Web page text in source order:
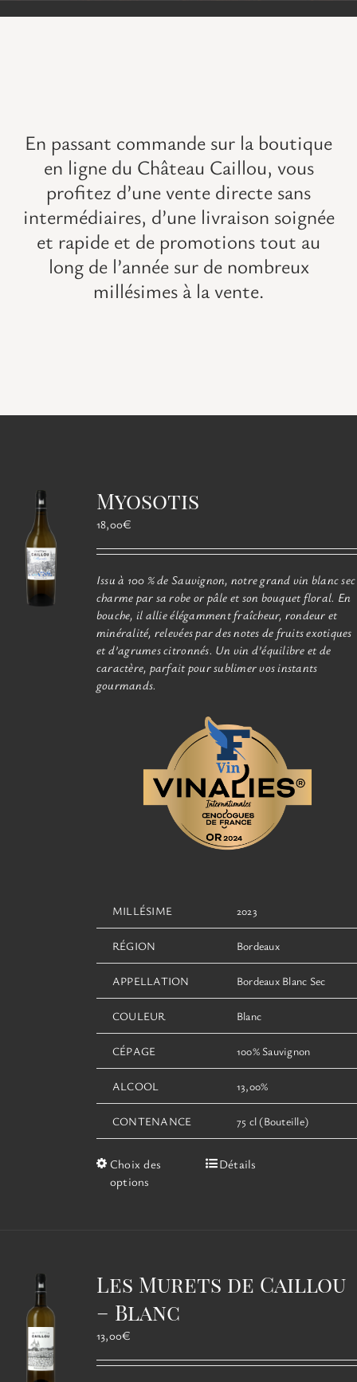
VISITES
ACTUALITÉS
CONTACT
MON PANIER
En passant commande sur la boutique
en ligne du Château Caillou, vous
profitez d’une vente directe sans
intermédiaires, d’une livraison soignée
et rapide et de promotions tout au
long de l’année sur denombreux
millésimes à la vente.
Myosotis
18,00€
Issu à 100 % de Sauvignon, notre grand vin blanc sec
charme par sa robe or pâle et son bouquet floral. En
bouche, il allie élégamment fraîcheur, rondeur et
minéralité, relevées par des notes de fruits exotiques
et d’agrumes citronnés. Un vin d’équilibre et de
caractère, parfait pour sublimer vos instants
gourmands.
MILLÉSIME 2023
RÉGION Bordeaux
APPELLATION Bordeaux Blanc Sec
COULEUR Blanc
CÉPAGE 100% Sauvignon
ALCOOL 13,00%
CONTENANCE 75 cl (Bouteille)
Choix des
options
Ce
peuvent
la
Détails
Les Murets de Caillou
– Blanc
13,00€